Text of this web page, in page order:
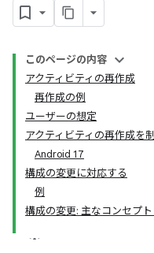
このページの内容
アクティビティの再作成
再作成の例
ユーザーの想定
アクティビティの再作成を
Android 17
構成の変更に対応する
例
構成の変更: 主なコンセプ